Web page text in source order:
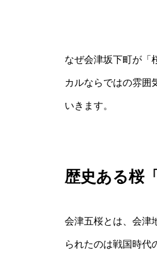
なぜ会津坂下町が「
カルならではの雰囲
いきます。
歴史ある桜
会津五桜とは、会津
られたのは戦国時代